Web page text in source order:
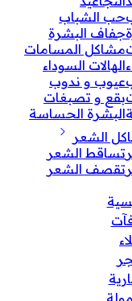
حب الشباب
جفاف البشرة
مشاكل المسامات
الهالات السوداء
عيوب و ندوب
بقع و تصبغات
البشرة الحساسة
الشعر
تساقط الشعر
تقصف الشعر